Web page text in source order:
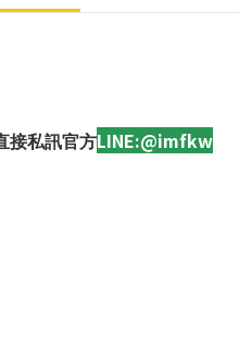
接私訊官方LINE:@imfkw